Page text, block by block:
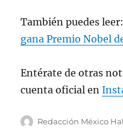
También puedes
gana Premio Nobel
Entérate de otras
cuenta oficial en
A
Redacción México